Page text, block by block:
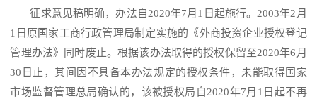
征求意见稿明确，办法自 2020年7月1日起施行。2003年2月
1日原国家工商行政管理局制定实施的《外商投资企业授权登记
管理办法》同时废止。根据该办法取得的授权保留至2020年6月
30日止，其间因不具备本办法规定的授权条件，未能取得国家
市场监督管理总局确认的，该被授权局自2020年7月1日起不再